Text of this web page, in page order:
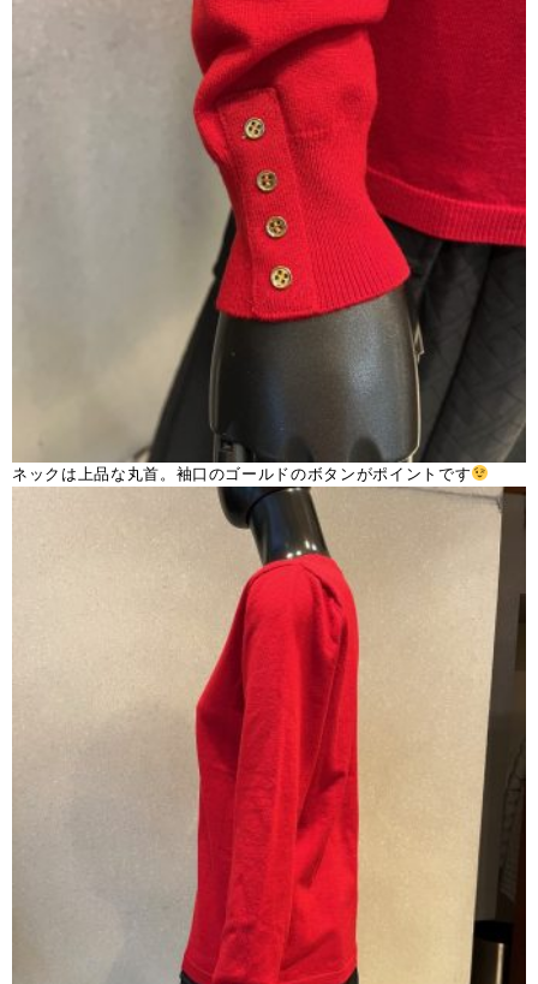
ネックは上品な丸首。袖口のゴールドのボタンがポイントです